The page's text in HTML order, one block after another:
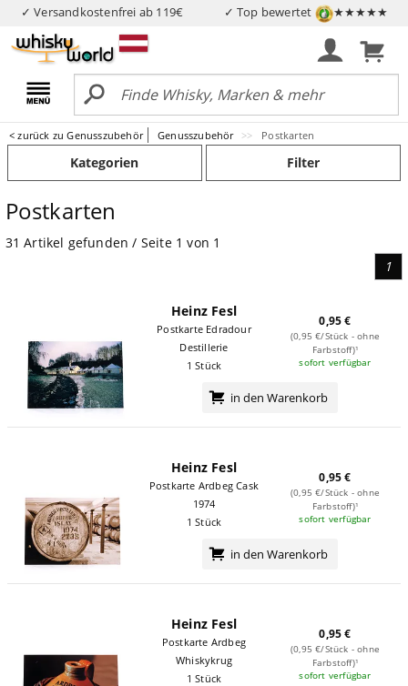
✓ Versandkostenfrei ab 119€ ✓ Top bewertet ★★★★★
< zurück zu Genusszubehör Genusszubehör Postkarten
Kategorien Filter
Postkarten
31 Artikel gefunden / Seite 1 von 1
1
Heinz Fesl
Postkarte Edradour
Destillerie
1 Stück
0,95 €
(0,95 €/Stück - ohne
Farbstoff)¹
sofort verfügbar
in den Warenkorb
Heinz Fesl
Postkarte Ardbeg Cask
1974
1 Stück
0,95 €
(0,95 €/Stück - ohne
Farbstoff)¹
sofort verfügbar
in den Warenkorb
Heinz Fesl
Postkarte Ardbeg
Whiskykrug
1 Stück
0,95 €
(0,95 €/Stück - ohne
Farbstoff)¹
sofort verfügbar